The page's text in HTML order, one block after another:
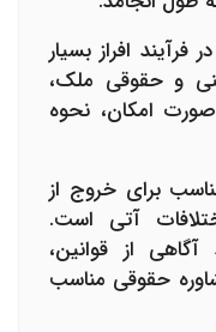
افراز بسیار
و حقوقی ملک،
صورت امکان، نحوه
برای خروج از
آتی است.
از قوانین،
حقوقی مناسب